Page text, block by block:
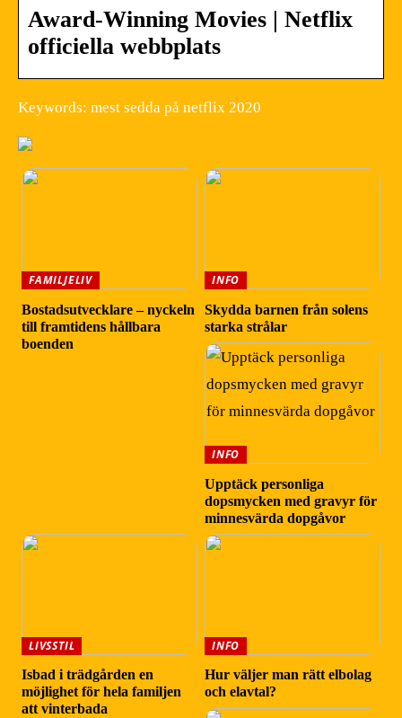
Award-Winning Movies | Netflix
officiella webbplats
Keywords: mest sedda på netflix 2020
FAMILJELIV
Bostadsutvecklare – nyckeln
till framtidens hållbara
boenden
INFO
Skydda barnen från solens
starka strålar
INFO
Upptäck personliga
dopsmycken med gravyr för
minnesvärda dopgåvor
LIVSSTIL
Isbad i trädgården en
möjlighet för hela familjen
att vinterbada
INFO
Hur väljer man rätt elbolag
och elavtal?